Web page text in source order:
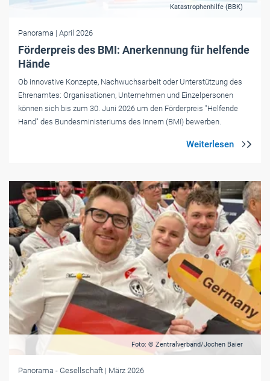
Katastrophenhilfe (BBK)
Panorama | April 2026
Förderpreis des BMI: Anerkennung für helfende
Hände
Ob innovative Konzepte, Nachwuchsarbeit oder Unterstützung des
Ehrenamtes: Organisationen, Unternehmen und Einzelpersonen
können sich bis zum 30. Juni 2026 um den Förderpreis "Helfende
Hand" des Bundesministeriums des Innern (BMI) bewerben.
Foto: © Zentralverband/Jochen Baier
Panorama - Gesellschaft | März 2026